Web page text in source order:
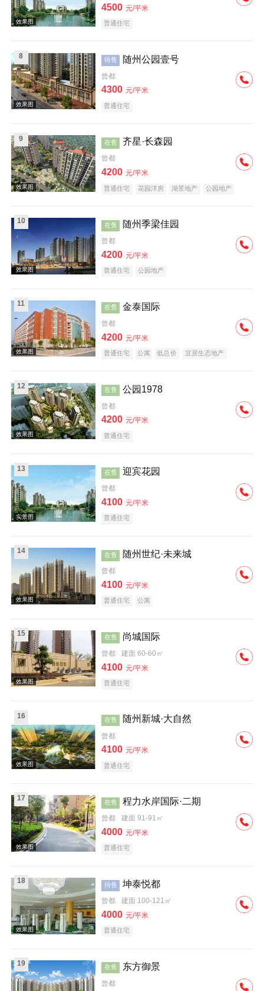
效果图
4500 元/平米
普通住宅
效果图
8 待售 随州公园壹号
曾都
4300 元/平米
普通住宅
效果图
9 在售 齐星·长森园
曾都
4200 元/平米
普通住宅 花园洋房 湖景地产 公园地产
10 在售 随州季梁佳园
曾都
4200 元/平米
普通住宅 公园地产
11 在售 金泰国际
曾都
4200 元/平米
普通住宅 公寓 低总价 宜居生态地产
效果图
12 在售 公园1978
曾都
4200 元/平米
普通住宅
实景图
13 在售 迎宾花园
曾都
4100 元/平米
普通住宅
效果图
14 在售 随州世纪·未来城
曾都
4100 元/平米
普通住宅 公寓
15 在售 尚城国际
曾都 建面 60-60㎡
4100 元/平米
普通住宅
16 在售 随州新城·大自然
曾都
4100 元/平米
普通住宅
17 在售 程力水岸国际·二期
曾都 建面 91-91㎡
4000 元/平米
普通住宅
18 待售 坤泰悦都
曾都 建面 100-121㎡
4000 元/平米
普通住宅
19 在售 东方御景
曾都